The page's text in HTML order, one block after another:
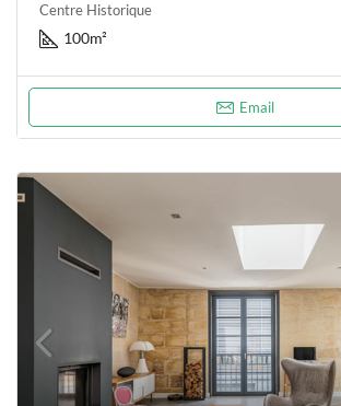
Centre Historique
100m²
Email